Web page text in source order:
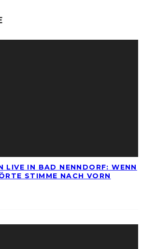
LIVE IN BAD NENNDORF: WENN
STIMME NACH VORN